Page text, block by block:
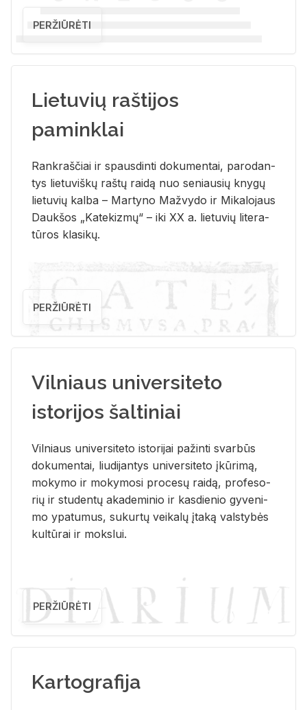
PERŽIŪRĖTI
Lietuvių raštijos
paminklai
Rank­raš­čiai ir spaus­din­ti do­ku­men­tai, pa­ro­dan­
tys lie­tu­viš­kų raš­tų rai­dą nuo se­niau­sių kny­gų
lie­tu­vių kal­ba – Mar­ty­no Ma­žvy­do ir Mi­ka­lo­jaus
Dauk­šos „Ka­te­kiz­mų“ – iki XX a. lie­tu­vių li­te­ra­
tū­ros kla­si­kų.
PERŽIŪRĖTI
Vilniaus universiteto
istorijos šaltiniai
Vil­niaus uni­ver­si­te­to is­to­ri­jai pa­žin­ti svar­būs
do­ku­men­tai, liu­di­jan­tys uni­ver­si­te­to įkū­ri­mą,
mo­ky­mo ir mo­ky­mo­si pro­ce­sų rai­dą, pro­fe­so­
rių ir stu­den­tų aka­de­mi­nio ir kas­die­nio gy­ve­ni­
mo ypa­tu­mus, su­kur­tų vei­ka­lų įta­ką vals­ty­bės
kul­tū­rai ir moks­lui.
PERŽIŪRĖTI
Kartografija